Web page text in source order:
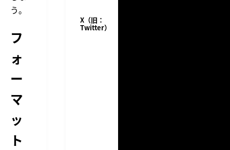
う。
フ
ォ
ー
マ
ッ
ト
X（旧：
Twitter）